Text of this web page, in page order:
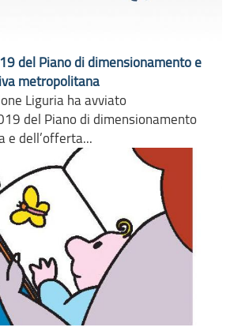
del Piano di dimensionamento e
metropolitana
Liguria ha avviato
del Piano di dimensionamento
e dell’offerta...